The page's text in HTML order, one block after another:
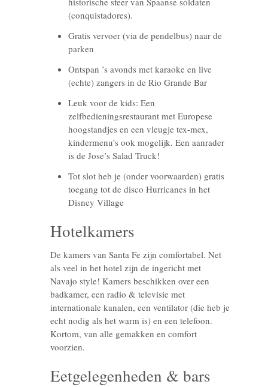
(conquistadores).
Gratis vervoer (via de pendelbus) naar de
parken
Ontspan ’s avonds met karaoke en live
(echte) zangers in de Rio Grande Bar
Leuk voor de kids: Een
zelfbedieningsrestaurant met Europese
hoogstandjes en een vleugje tex-mex,
kindermenu’s ook mogelijk. Een aanrader
is de Jose’s Salad Truck!
Tot slot heb je (onder voorwaarden) gratis
toegang tot de disco Hurricanes in het
Disney Village
Hotelkamers
De kamers van Santa Fe zijn comfortabel. Net
als veel in het hotel zijn de ingericht met
Navajo style! Kamers beschikken over een
badkamer, een radio & televisie met
internationale kanalen, een ventilator (die heb je
echt nodig als het warm is) en een telefoon.
Kortom, van alle gemakken en comfort
voorzien.
Eetgelegenheden & bars